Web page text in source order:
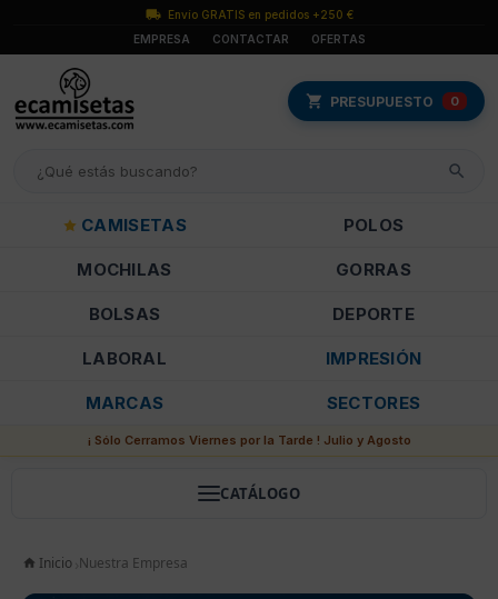
Envío GRATIS en pedidos +250 €
EMPRESA
CONTACTAR OFERTAS
PRESUPUESTO 0
CAMISETAS POLOS
MOCHILAS GORRAS
BOLSAS DEPORTE
LABORAL IMPRESIÓN
MARCAS SECTORES
¡ Sólo Cerramos Viernes por la Tarde ! Julio y Agosto
CATÁLOGO
Inicio Nuestra Empresa